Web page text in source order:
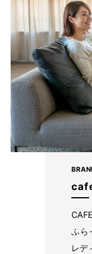
ブラックは、
ふら
レデ